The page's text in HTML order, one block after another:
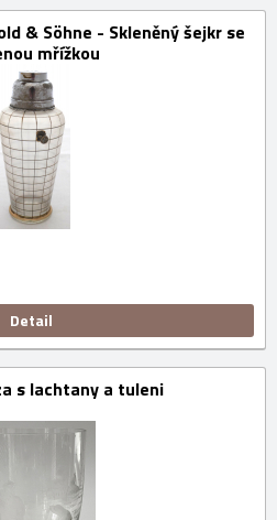
& Söhne - Skleněný šejkr se
mřížkou
Detail
s lachtany a tuleni